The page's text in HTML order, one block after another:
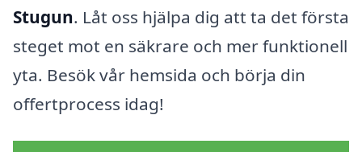
Stugun. Låt oss hjälpa dig att ta det första
steget mot en säkrare och mer funktionell
yta. Besök vår hemsida och börja din
offertprocess idag!